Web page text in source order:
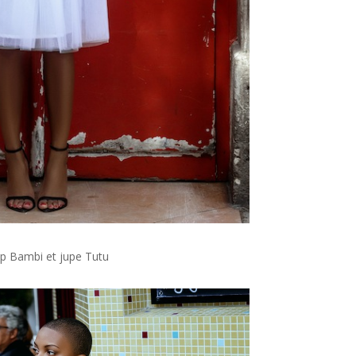
Bambi et jupe Tutu